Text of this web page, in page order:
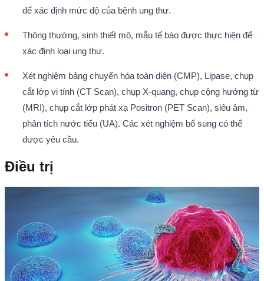
để xác định mức độ của bệnh ung thư.
Thông thường, sinh thiết mô, mẫu tế bào được thực hiện để
xác định loại ung thư.
Xét nghiệm bảng chuyển hóa toàn diện (CMP), Lipase, chụp
cắt lớp vi tính (CT Scan), chụp X-quang, chụp cộng hưởng từ
(MRI), chụp cắt lớp phát xạ Positron (PET Scan), siêu âm,
phân tích nước tiểu (UA). Các xét nghiệm bổ sung có thể
được yêu cầu.
Điều trị